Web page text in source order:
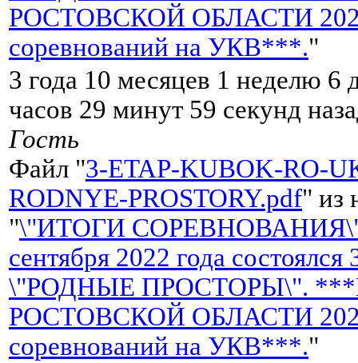
РОСТОВСКОЙ ОБЛАСТИ
соревнований на УКВ***."
3 года 10 месяцев 1 неделю 6
часов 29 минут 59 секунд
Гость
Файл "3-ETAP-KUBOK-RO-
RODNYE-PROSTORY.pdf" из
"\"ИТОГИ
сентября 2022 года
\"РОДНЫЕ ПРОСТОРЫ\".
РОСТОВСКОЙ ОБЛАСТИ
соревнований на УКВ***."